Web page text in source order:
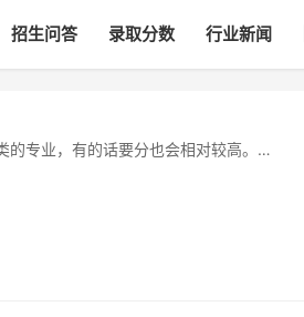
招生问答 录取分数 行业新闻
专业，有的话要分也会相对较高。